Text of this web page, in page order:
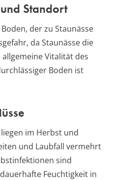
Standort
der zu Staunässe
da Staunässe die
Vitalität des
Boden ist
im Herbst und
und Laubfall vermehrt
sind
Feuchtigkeit in